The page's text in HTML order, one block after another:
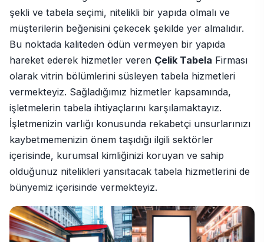
şekli ve tabela seçimi, nitelikli bir yapıda olmalı ve
müşterilerin beğenisini çekecek şekilde yer almalıdır.
Bu noktada kaliteden ödün vermeyen bir yapıda
hareket ederek hizmetler veren Çelik Tabela Firması
olarak vitrin bölümlerini süsleyen tabela hizmetleri
vermekteyiz. Sağladığımız hizmetler kapsamında,
işletmelerin tabela ihtiyaçlarını karşılamaktayız.
İşletmenizin varlığı konusunda rekabetçi unsurlarınızı
kaybetmemenizin önem taşıdığı ilgili sektörler
içerisinde, kurumsal kimliğinizi koruyan ve sahip
olduğunuz nitelikleri yansıtacak tabela hizmetlerini de
bünyemiz içerisinde vermekteyiz.